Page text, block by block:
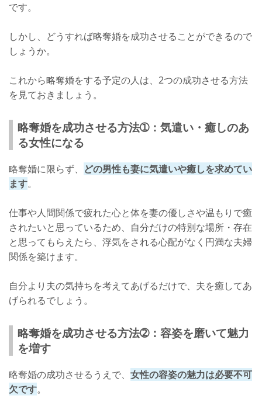
です。
しかし、どうすれば略奪婚を成功させることができるので
しょうか。
これから略奪婚をする予定の人は、2つの成功させる方法
を見ておきましょう。
略奪婚を成功させる方法➀：気遣い・癒しのあ
る女性になる
略奪婚に限らず、 どの男性も妻に気遣いや癒しを求めてい
ます。
仕事や人間関係で疲れた心と体を妻の優しさや温もりで癒
されたいと思っているため、自分だけの特別な場所・存在
と思ってもらえたら、浮気をされる心配がなく円満な夫婦
関係を築けます。
自分より夫の気持ちを考えてあげるだけで、夫を癒してあ
げられるでしょう。
略奪婚を成功させる方法➁：容姿を磨いて魅力
を増す
略奪婚の成功させるうえで、 女性の容姿の魅力は必要不可
欠です。